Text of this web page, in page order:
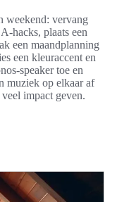
weekend: vervang
hacks, plaats een
een maandplanning
een kleuraccent en
speaker toe en
muziek op elkaar af
impact geven.